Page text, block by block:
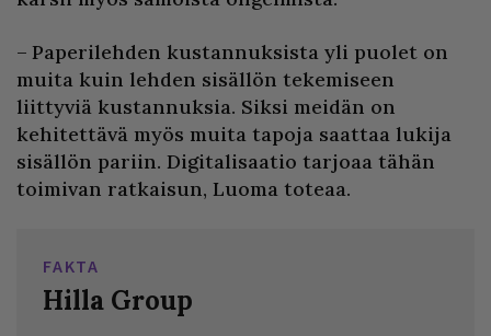
– Paperilehden kustannuksista yli puolet on
muita kuin lehden sisällön tekemiseen
liittyviä kustannuksia. Siksi meidän on
kehitettävä myös muita tapoja saattaa lukija
sisällön pariin. Digitalisaatio tarjoaa tähän
toimivan ratkaisun, Luoma toteaa.
FAKTA
Hilla Group